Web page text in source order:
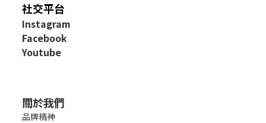
社交平台
Instagram
Facebook
Youtube
關於我們
品牌精神